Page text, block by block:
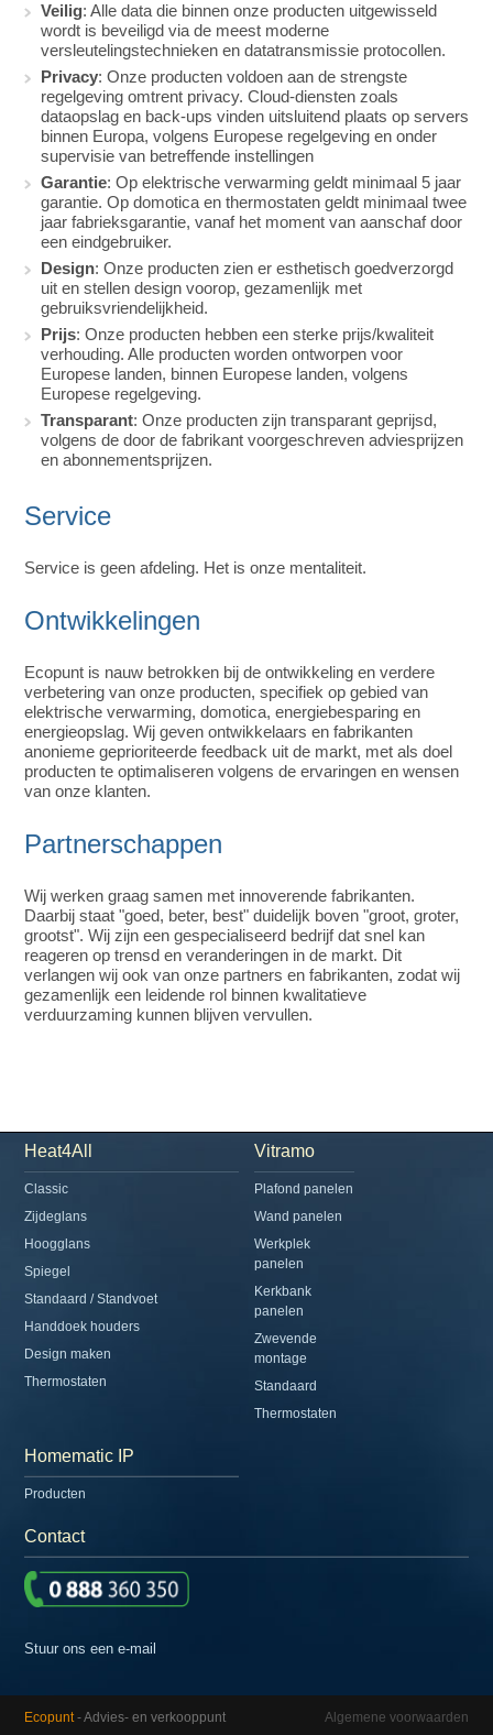
Veilig: Alle data die binnen onze producten uitgewisseld
wordt is beveiligd via de meest moderne
versleutelingstechnieken en datatransmissie protocollen.
Privacy: Onze producten voldoen aan de strengste
regelgeving omtrent privacy. Cloud-diensten zoals
dataopslag en back-ups vinden uitsluitend plaats op servers
binnen Europa, volgens Europese regelgeving en onder
supervisie van betreffende instellingen
Garantie: Op elektrische verwarming geldt minimaal 5 jaar
garantie. Op domotica en thermostaten geldt minimaal twee
jaar fabrieksgarantie, vanaf het moment van aanschaf door
een eindgebruiker.
Design: Onze producten zien er esthetisch goedverzorgd
uit en stellen design voorop, gezamenlijk met
gebruiksvriendelijkheid.
Prijs: Onze producten hebben een sterke prijs/kwaliteit
verhouding. Alle producten worden ontworpen voor
Europese landen, binnen Europese landen, volgens
Europese regelgeving.
Transparant: Onze producten zijn transparant geprijsd,
volgens de door de fabrikant voorgeschreven adviesprijzen
en abonnementsprijzen.
Service
Service is geen afdeling. Het is onze mentaliteit.
Ontwikkelingen
Ecopunt is nauw betrokken bij de ontwikkeling en verdere
verbetering van onze producten, specifiek op gebied van
elektrische verwarming, domotica, energiebesparing en
energieopslag. Wij geven ontwikkelaars en fabrikanten
anonieme geprioriteerde feedback uit de markt, met als doel
producten te optimaliseren volgens de ervaringen en wensen
van onze klanten.
Partnerschappen
Wij werken graag samen met innoverende fabrikanten.
Daarbij staat "goed, beter, best" duidelijk boven "groot, groter,
grootst". Wij zijn een gespecialiseerd bedrijf dat snel kan
reageren op trensd en veranderingen in de markt. Dit
verlangen wij ook van onze partners en fabrikanten, zodat wij
gezamenlijk een leidende rol binnen kwalitatieve
verduurzaming kunnen blijven vervullen.
Heat4All
Classic
Zijdeglans
Hoogglans
Spiegel
Standaard / Standvoet
Handdoek houders
Design maken
Thermostaten
Vitramo
Plafond panelen
Wand panelen
Werkplek
panelen
Kerkbank
panelen
Zwevende
montage
Standaard
Thermostaten
Homematic IP
Producten
Contact
Stuur ons een e-mail
Ecopunt - Advies- en verkooppunt Algemene voorwaarden